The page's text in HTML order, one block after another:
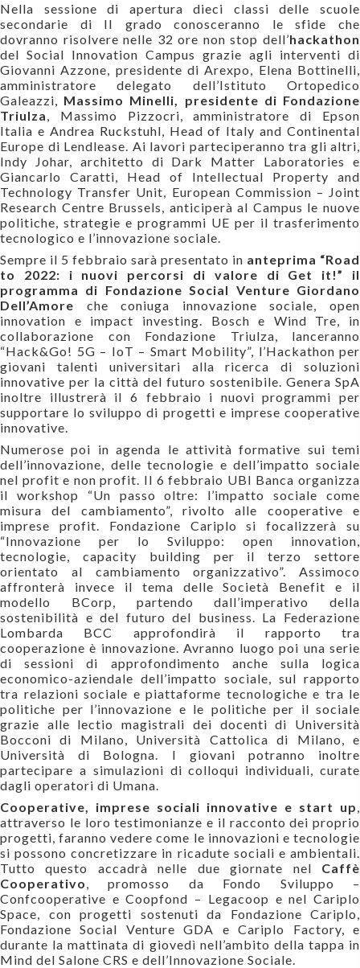
Nella sessione di apertura dieci classi delle scuole
secondarie di II grado conosceranno le sfide che
dovranno risolvere nelle 32 ore non stop dell’hackathon
del Social Innovation Campus grazie agli interventi di
Giovanni Azzone, presidente di Arexpo, Elena Bottinelli,
amministratore delegato dell’Istituto Ortopedico
Galeazzi, Massimo Minelli, presidente di Fondazione
Triulza, Massimo Pizzocri, amministratore di Epson
Italia e Andrea Ruckstuhl, Head of Italy and Continental
Europe di Lendlease. Ai lavori parteciperanno tra gli altri,
Indy Johar, architetto di Dark Matter Laboratories e
Giancarlo Caratti, Head of Intellectual Property and
Technology Transfer Unit, European Commission – Joint
Research Centre Brussels, anticiperà al Campus le nuove
politiche, strategie e programmi UE per il trasferimento
tecnologico e l’innovazione sociale.
Sempre il 5 febbraio sarà presentato in anteprima “Road
to 2022: i nuovi percorsi di valore di Get it!” il
programma di Fondazione Social Venture Giordano
Dell’Amore che coniuga innovazione sociale, open
innovation e impact investing. Bosch e Wind Tre, in
collaborazione con Fondazione Triulza, lanceranno
“Hack&Go! 5G – IoT – Smart Mobility”, l’Hackathon per
giovani talenti universitari alla ricerca di soluzioni
innovative per la città del futuro sostenibile. Genera SpA
inoltre illustrerà il 6 febbraio i nuovi programmi per
supportare lo sviluppo di progetti e imprese cooperative
innovative.
Numerose poi in agenda le attività formative sui temi
dell’innovazione, delle tecnologie e dell’impatto sociale
nel profit e non profit. Il 6 febbraio UBI Banca organizza
il workshop “Un passo oltre: l’impatto sociale come
misura del cambiamento”, rivolto alle cooperative e
imprese profit. Fondazione Cariplo si focalizzerà su
“Innovazione per lo Sviluppo: open innovation,
tecnologie, capacity building per il terzo settore
orientato al cambiamento organizzativo”. Assimoco
affronterà invece il tema delle Società Benefit e il
modello BCorp, partendo dall’imperativo della
sostenibilità e del futuro del business. La Federazione
Lombarda BCC approfondirà il rapporto tra
cooperazione è innovazione. Avranno luogo poi una serie
di sessioni di approfondimento anche sulla logica
economico-aziendale dell’impatto sociale, sul rapporto
tra relazioni sociale e piattaforme tecnologiche e tra le
politiche per l’innovazione e le politiche per il sociale
grazie alle lectio magistrali dei docenti di Università
Bocconi di Milano, Università Cattolica di Milano, e
Università di Bologna. I giovani potranno inoltre
partecipare a simulazioni di colloqui individuali, curate
dagli operatori di Umana.
Cooperative, imprese sociali innovative e start up,
attraverso le loro testimonianze e il racconto dei proprio
progetti, faranno vedere come le innovazioni e tecnologie
si possono concretizzare in ricadute sociali e ambientali.
Tutto questo accadrà nelle due giornate nel Caffè
Cooperativo, promosso da Fondo Sviluppo –
Confcooperative eCoopfond – Legacoop e nel Cariplo
Space, con progetti sostenuti da Fondazione Cariplo,
Fondazione Social Venture GDA e Cariplo Factory, e
durante la mattinata di giovedì nell’ambito della tappa in
Mind del Salone CRS e dell’Innovazione Sociale.